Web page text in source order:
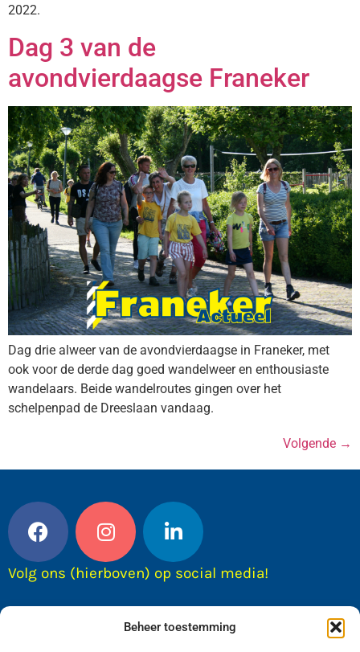
Beheer toestemming
2022.
Dag 3 van de
avondvierdaagse Franeker
Dag drie alweer van de avondvierdaagse in Franeker, met
ook voor de derde dag goed wandelweer en enthousiaste
wandelaars. Beide wandelroutes gingen over het
schelpenpad de Dreeslaan vandaag.
Volgende →
Volg ons (hierboven) op social media!